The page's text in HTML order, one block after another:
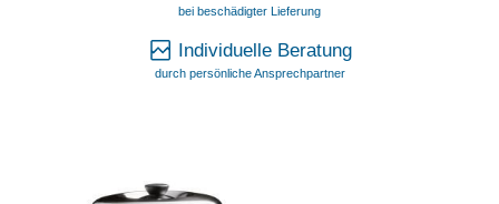
bei beschädigter Lieferung
Individuelle Beratung
durch persönliche Ansprechpartner